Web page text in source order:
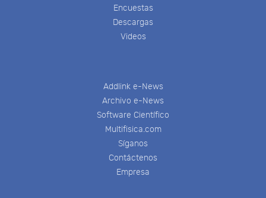
Encuestas
Descargas
Videos
Addlink e-News
Archivo e-News
Software Científico
Multifisica.com
Síganos
Contáctenos
Empresa